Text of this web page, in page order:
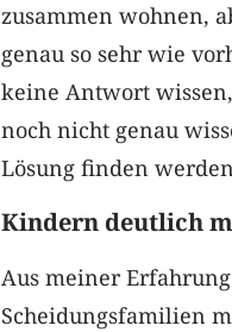
zusammen wohnen,
genau so sehr wie
keine Antwort wissen,
noch nicht genau
Lösung finden
Kindern deutlich
Aus meiner
Scheidungsfamilien